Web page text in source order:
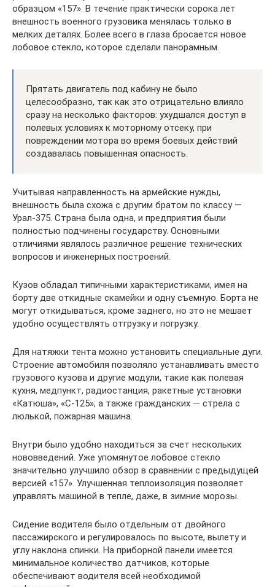
образцом «157». В течение практически сорока лет
внешность военного грузовика менялась только в
мелких деталях. Более всего в глаза бросается новое
лобовое стекло, которое сделали панорамным.
Прятать двигатель под кабину не было
целесообразно, так как это отрицательно влияло
сразу на несколько факторов: ухудшался доступ в
полевых условиях к моторному отсеку, при
повреждении мотора во время боевых действий
создавалась повышенная опасность.
Учитывая направленность на армейские нужды,
внешность была схожа с другим братом по классу —
Урал-375. Страна была одна, и предприятия были
полностью подчинены государству. Основными
отличиями являлось различное решение технических
вопросов и инженерных построений.
Кузов обладал типичными характеристиками, имея на
борту две откидные скамейки и одну съемную. Борта не
могут откидываться, кроме заднего, но это не мешает
удобно осуществлять отгрузку и погрузку.
Для натяжки тента можно установить специальные дуги.
Строение автомобиля позволяло устанавливать вместо
грузового кузова и другие модули, такие как полевая
кухня, медпункт, радиостанция, ракетные установки
«Катюша», «С-125»; а также гражданских — стрела с
люлькой, пожарная машина.
Внутри было удобно находиться за счет нескольких
нововведений. Уже упомянутое лобовое стекло
значительно улучшило обзор в сравнении с предыдущей
версией «157». Улучшенная теплоизоляция позволяет
управлять машиной в тепле, даже, в зимние морозы.
Сидение водителя было отдельным от двойного
пассажирского и регулировалось по высоте, вылету и
углу наклона спинки. На приборной панели имеется
минимальное количество датчиков, которые
обеспечивают водителя всей необходимой